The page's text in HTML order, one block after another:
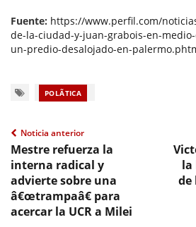
Fuente: https://www.perfil.com/
de-la-ciudad-y-juan-grabois-en-
un-predio-desalojado-en-
POLÃ­TICA
Noticia anterior
Mestre refuerza la
interna radical y
advierte sobre una
â€œtrampaâ€ para
acercar la UCR a Milei
la
de